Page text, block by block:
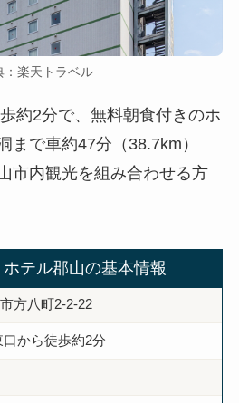
：楽天トラベル
約2分で、無料朝食付きのホ
まで車約47分（38.7km）
市内観光を組み合わせる方
テル郡山の基本情報
方八町2-2-22
口から徒歩約2分